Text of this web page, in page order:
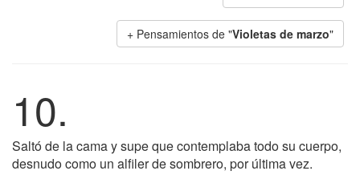
+ Pensamientos de "Violetas de marzo"
10.
Saltó de la cama y supe que contemplaba todo su cuerpo,
desnudo como un alfiler de sombrero, por última vez.